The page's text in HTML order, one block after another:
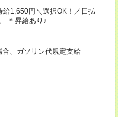
1,650円＼選択OK！／日払
＊昇給あり♪
、ガソリン代規定支給